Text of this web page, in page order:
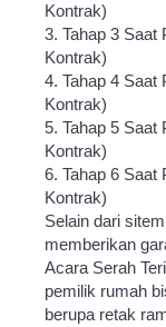
Kontrak)
3. Tahap 3 Saat
Kontrak)
4. Tahap 4 Saat
Kontrak)
5. Tahap 5 Saat
Kontrak)
6. Tahap 6 Saat
Kontrak)
Selain dari
memberikan
Acara Serah
pemilik rumah
berupa retak